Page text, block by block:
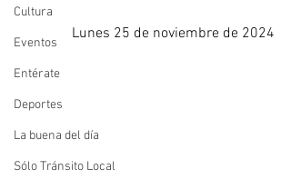
Cultura
Eventos
Entérate
Deportes
La buena del día
Sólo Tránsito Local
Lunes 25 de noviembre de 2024